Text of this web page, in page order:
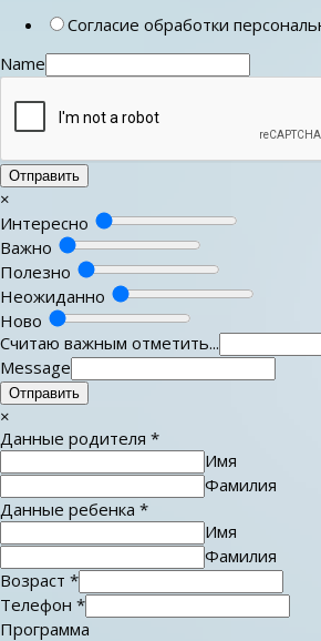
Согласие обработки
Name
Отправить
×
Интересно
Важно
Полезно
Неожиданно
Ново
Считаю важным отметить...
Message
Отправить
×
Данные родителя *
Имя
Фамилия
Данные ребенка *
Имя
Фамилия
Возраст *
Телефон *
Программа